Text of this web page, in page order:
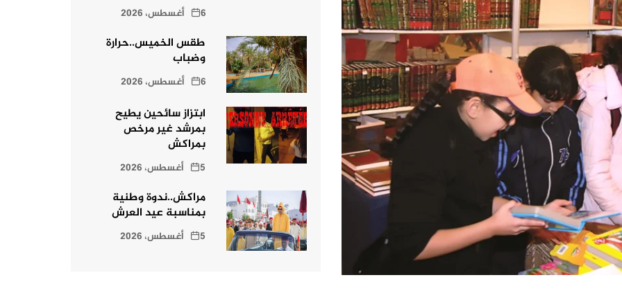
6 أغسطس، 2026
طقس الخميس..حرارة
وضباب
6 أغسطس، 2026
ابتزاز سائحين يطيح
بمرشد غير مرخص
بمراكش
5 أغسطس، 2026
مراكش..ندوة وطنية
بمناسبة عيد العرش
5 أغسطس، 2026